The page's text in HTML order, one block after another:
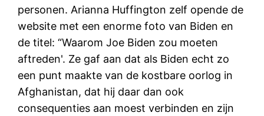
personen. Arianna Huffington zelf opende de
website met een enorme foto van Biden en
de titel: “Waarom Joe Biden zou moeten
aftreden'. Ze gaf aan dat als Biden echt zo
een punt maakte van de kostbare oorlog in
Afghanistan, dat hij daar dan ook
consequenties aan moest verbinden en zijn